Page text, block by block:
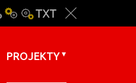
PROJEKTY